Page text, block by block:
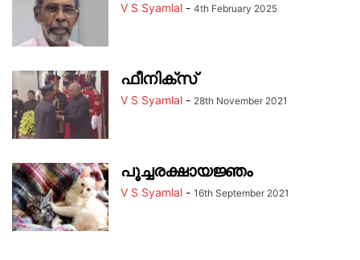
V S Syamlal - 4th February 2025
ഫീനിക്സ്
V S Syamlal - 28th November 2021
പൂച്ചരക്ഷായ‍ജ്ഞം
V S Syamlal - 16th September 2021